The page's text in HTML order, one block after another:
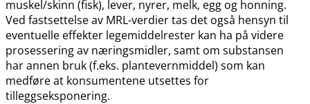
muskel​/​skinn (fisk), lever, nyrer, melk, egg og honning.
Ved fastsettelse av MRL-verdier tas det også hensyn til
eventuelle effekter legemiddelrester kan ha på videre
prosessering av næringsmidler, samt om substansen
har annen bruk (f.eks. plantevernmiddel) som kan
medføre at konsumentene utsettes for
tilleggseksponering.